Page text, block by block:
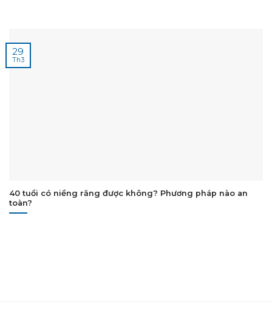
40 tuổi có niềng răng được không? Phương pháp nào an
toàn?
29
Th3